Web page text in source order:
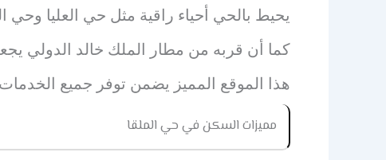
يحيط بالحي أحياء راقية مثل حي العليا وحي
كما أن قربه من مطار الملك خالد الدولي
هذا الموقع المميز يضمن توفر جميع
مميزات السكن في حي الملقا